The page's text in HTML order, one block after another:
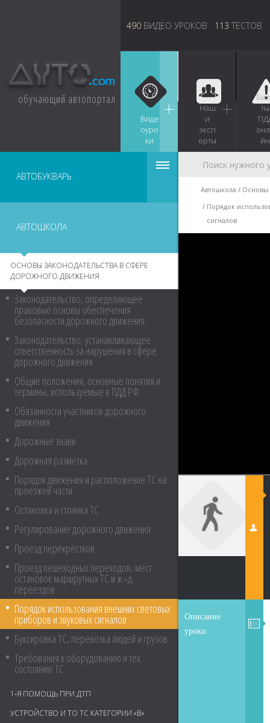
обучающий автопортал
490 ВИДЕО УРОКОВ 113 ТЕСТОВ
Виде
оуро
ки
Наш
и
эксп
ерты
ты
йн
АВТОБУКВАРЬ
АВТОШКОЛА
ОСНОВЫ ЗАКОНОДАТЕЛЬСТВА В СФЕРЕ
ДОРОЖНОГО ДВИЖЕНИЯ
Законодательство, определяющее
правовые основы обеспечения
безопасности дорожного движения
Законодательство, устанавливающее
ответственность за нарушения в сфере
дорожного движения
Общие положения, основные понятия и
термины, используемые в ПДД РФ
Обязанности участников дорожного
движения
Дорожные знаки
Дорожная разметка
Порядок движения и расположение ТС на
проезжей части
Остановка и стоянка ТС
Регулирование дорожного движения
Проезд перекрёстков
Проезд пешеходных переходов, мест
остановок маршрутных ТС и ж.‑д.
переездов
Порядок использования внешних световых
приборов и звуковых сигналов
Буксировка ТС, перевозка людей и грузов
Требования к оборудованию и тех.
состоянию ТС
1‑Я ПОМОЩЬ ПРИ ДТП
УСТРОЙСТВО И ТО ТС КАТЕГОРИИ «В»
Автошкола
Основы
Порядок
сигналов
Описание
урока: